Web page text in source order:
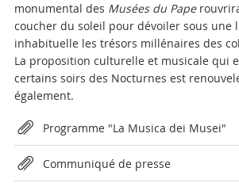
monumental des Musées du Pape
coucher du soleil pour dévoiler sous une
inhabituelle les trésors millénaires des
La proposition culturelle et musicale qui
certains soirs des Nocturnes est
également.
Attachments
Programme "La Musica dei Musei"
Communiqué de presse